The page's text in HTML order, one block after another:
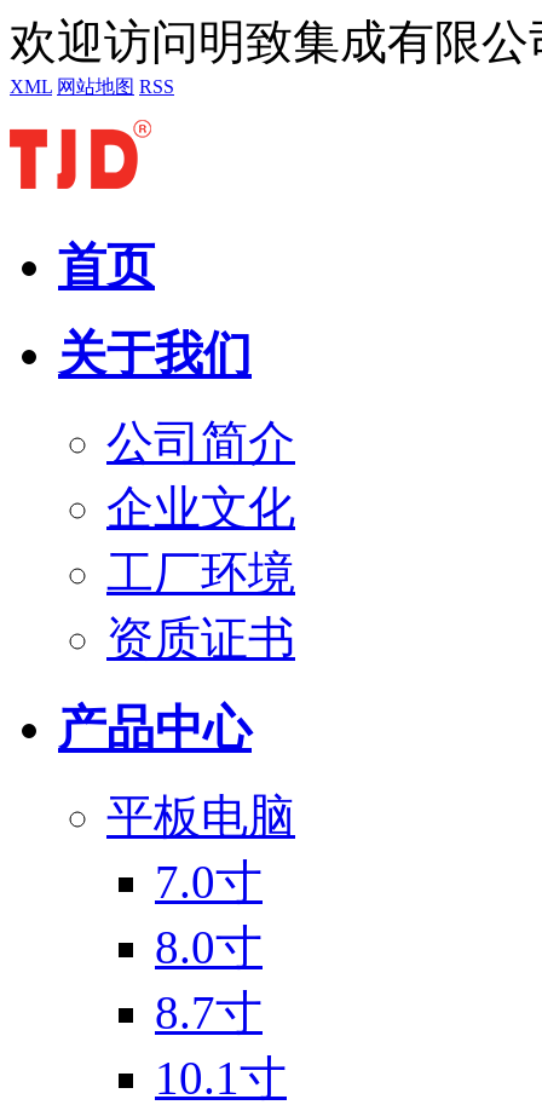
欢迎访问明致集成有限公
XML 网站地图 RSS
首页
关于我们
公司简介
企业文化
工厂环境
资质证书
产品中心
平板电脑
7.0寸
8.0寸
8.7寸
10.1寸